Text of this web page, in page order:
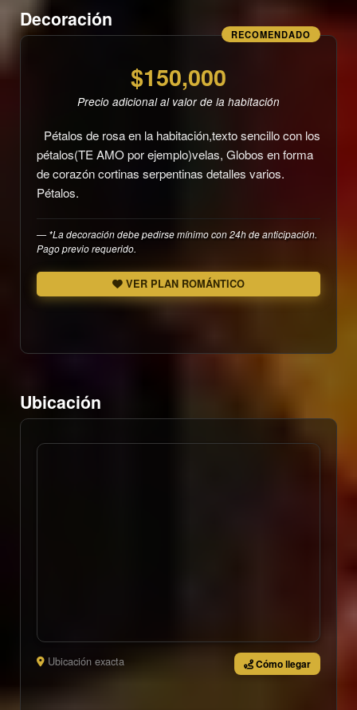
Decoración
RECOMENDADO
$150,000
Precio adicional al valor de la habitación
Pétalos de rosa en la habitación,texto sencillo con los
pétalos(TE AMO por ejemplo)velas, Globos en forma
de corazón cortinas serpentinas detalles varios.
Pétalos.
*La decoración debe pedirse mínimo con 24h de anticipación.
Pago previo requerido.
VER PLAN ROMÁNTICO
Ubicación
Ubicación exacta Cómo llegar